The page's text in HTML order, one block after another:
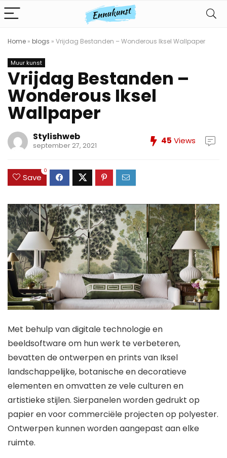
Home » blogs » Vrijdag Bestanden – Wonderous Iksel Wallpaper
Muur kunst
Vrijdag Bestanden –
Wonderous Iksel
Wallpaper
Stylishweb
september 27, 2021 45 Views
Save
0
Met behulp van digitale technologie en
beeldsoftware om hun werk te verbeteren,
bevatten de ontwerpen en prints van Iksel
landschappelijke, botanische en decoratieve
elementen en omvatten ze vele culturen en
artistieke stijlen. Sierpanelen worden gedrukt op
papier en voor commerciële projecten op polyester.
Ontwerpen kunnen worden aangepast aan elke
ruimte.